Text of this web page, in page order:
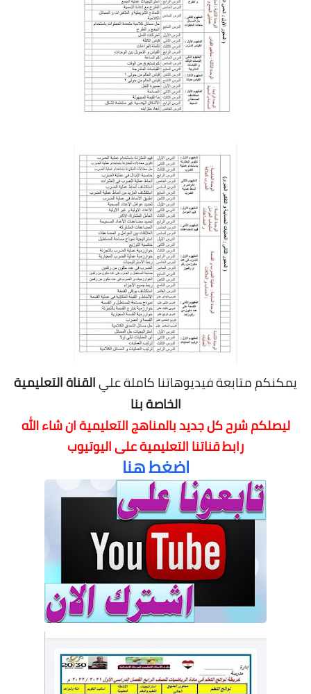
يمكنكم متابعة فيديوهاتنا كاملة عليالقناة التعليمية
الخاصة بنا
ليصلكم شرح كل جديد بالمناهج التعليميةان شاء الله
رابط قناتنا التعليمية على اليوتيوب
اضغط هنا